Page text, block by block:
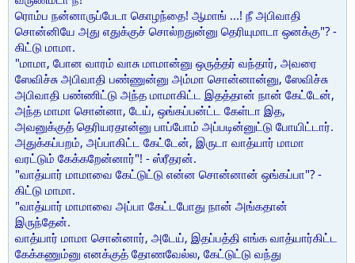
ரொம்ப நன்னாருப்பேடா கொழந்தை! ஆமாங் ...! நீ அபிவாதி
சொன்னியே அது எதுக்குச் சொல்றதுன்னு தெரியுமாடா ஒனக்கு"? -
கிட்டு மாமா.
"மாமா, போன வாரம் வாசு மாமான்னு ஒருத்தர் வந்தார், அவரை
ஸேவிச்சு அபிவாதி பண்ணுன்னு அம்மா சொன்னான்னு, ஸேவிச்சு
அபிவாதி பண்ணிட்டு அந்த மாமாகிட்ட இதத்தான் நான் கேட்டேன்,
அந்த மாமா சொன்னா, டேய், ஒங்கப்பன்ட்ட கேள்டா இத,
அவனுக்குத் தெரியரதான்னு பாப்போம் அப்படின்னுட்டு போயிட்டார்.
அதுக்கப்பறம், அப்பாகிட்ட கேட்டேன், இருடா வாத்யார் மாமா
வரட்டும் கேக்கறேன்னார்"! - ஸ்ரீதரன்.
"வாத்யார் மாமாவை கேட்டுட்டு என்ன சொன்னான் ஒங்கப்பா"? -
கிட்டு மாமா.
"வாத்யார் மாமாவை அப்பா கேட்டபோது நான் அங்கதான்
இருந்தேன்.
வாத்யார் மாமா சொன்னார், அடேய், இதப்பத்தி எங்க வாத்யார்கிட்ட
கேக்கணும்னு எனக்குத் தோணவேல்ல, கேட்டுட்டு வந்து